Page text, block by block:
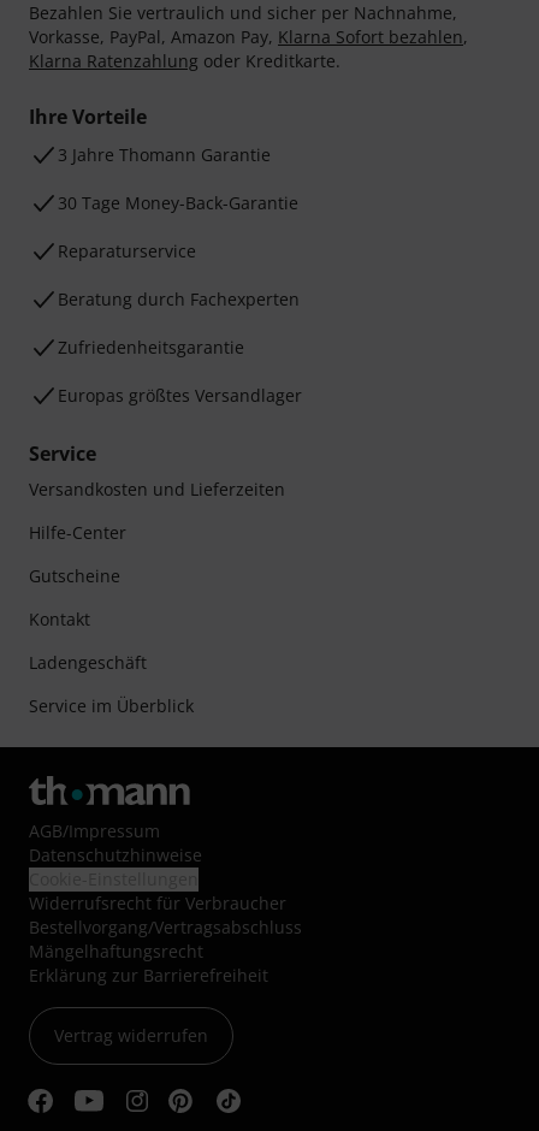
Bezahlen Sie vertraulich und sicher per Nachnahme,
Vorkasse, PayPal, Amazon Pay, Klarna Sofort bezahlen,
Klarna Ratenzahlung oder Kreditkarte.
Ihre Vorteile
3 Jahre Thomann Garantie
30 Tage Money-Back-Garantie
Reparaturservice
Beratung durch Fachexperten
Zufriedenheitsgarantie
Europas größtes Versandlager
Service
Versandkosten und Lieferzeiten
Hilfe-Center
Gutscheine
Kontakt
Ladengeschäft
Service im Überblick
AGB/Impressum
Datenschutzhinweise
Widerrufsrecht für Verbraucher
Bestellvorgang/Vertragsabschluss
Mängelhaftungsrecht
Erklärung zur Barrierefreiheit
Vertrag widerrufen